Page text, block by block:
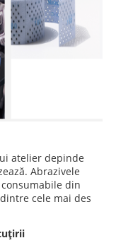
atelier depinde
Abrazivele
din
cele mai des